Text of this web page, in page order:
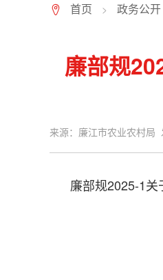
7 首页 > 政务公开
廉部规
来源：廉江市农业农村局
廉部规2025-1